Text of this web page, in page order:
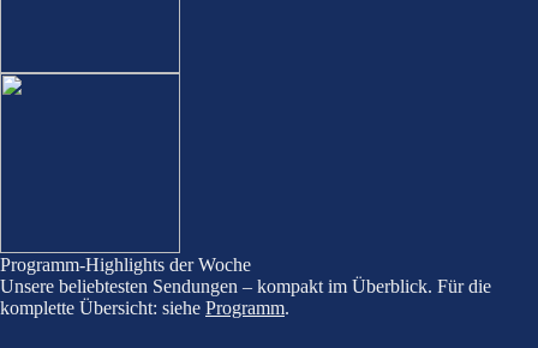
Programm-Highlights der Woche
Unsere beliebtesten Sendungen – kompakt im Überblick. Für die
komplette Übersicht: siehe Programm.